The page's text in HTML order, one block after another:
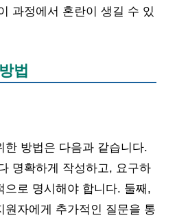
과정에서 혼란이 생길 수 있
법
한 방법은 다음과 같습니다.
명확하게 작성하고, 요구하
으로 명시해야 합니다. 둘째,
원자에게 추가적인 질문을 통